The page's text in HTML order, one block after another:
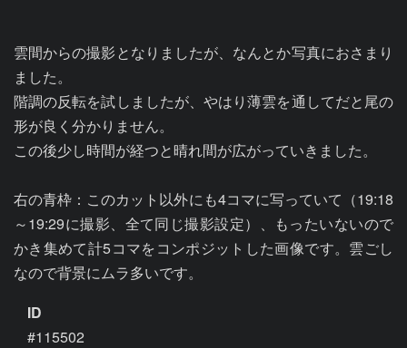
雲間からの撮影となりましたが、なんとか写真におさまり
ました。
階調の反転を試しましたが、やはり薄雲を通してだと尾の
形が良く分かりません。
この後少し時間が経つと晴れ間が広がっていきました。
右の青枠：このカット以外にも4コマに写っていて（19:18
～19:29に撮影、全て同じ撮影設定）、もったいないので
かき集めて計5コマをコンポジットした画像です。雲ごし
なので背景にムラ多いです。
ID
#115502